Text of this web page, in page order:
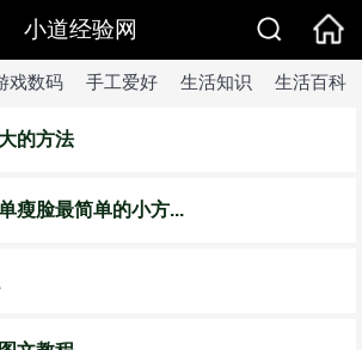
小道经验网
戏数码 手工爱好 生活知识 生活百科
的方法
瘦脸最简单的小方...